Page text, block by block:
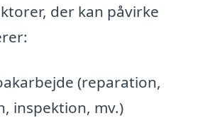
der kan påvirke
(reparation,
inspektion, mv.)